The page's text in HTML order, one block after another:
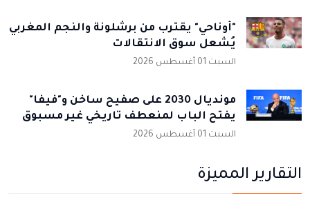
"أوناحي" يقترب من برشلونة والنجم المغربي
يُشعل سوق الانتقالات
السبت 01 أغسطس 2026
مونديال 2030 على صفيح ساخن و"فيفا"
يفتح الباب لمنعطف تاريخي غير مسبوق
السبت 01 أغسطس 2026
التقارير المميزة